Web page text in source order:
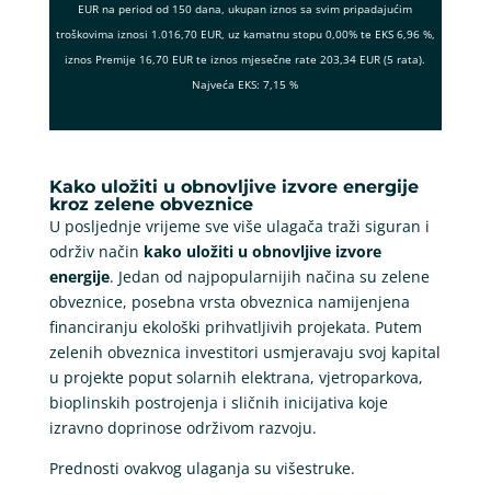
EUR na period od 150 dana, ukupan iznos sa svim pripadajućim
troškovima iznosi 1.016,70 EUR, uz kamatnu stopu 0,00% te EKS 6,96 %,
iznos Premije 16,70 EUR te iznos mjesečne rate 203,34 EUR (5 rata).
Najveća EKS: 7,15 %
Kako uložiti u obnovljive izvore energije
kroz zelene obveznice
U posljednje vrijeme sve više ulagača traži siguran i
održiv način kako uložiti u obnovljive izvore
energije. Jedan od najpopularnijih načina su zelene
obveznice, posebna vrsta obveznica namijenjena
financiranju ekološki prihvatljivih projekata. Putem
zelenih obveznica investitori usmjeravaju svoj kapital
u projekte poput solarnih elektrana, vjetroparkova,
bioplinskih postrojenja i sličnih inicijativa koje
izravno doprinose održivom razvoju.
Prednosti ovakvog ulaganja su višestruke.